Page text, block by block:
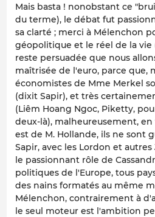
Mais basta ! nonobstant ce
du terme), le débat fut
sa clarté ; merci à Mélenchon
géopolitique et le réel de la vie
reste persuadée que nous
maîtrisée de l'euro, parce que,
économistes de Mme Merkel
(dixit Sapir), et très
(Liêm Hoang Ngoc, Piketty,
deux-là), malheureusement,
est de M. Hollande, ils ne sont
Sapir, avec les Lordon et
le passionnant rôle de
politiques de l'Europe, tous
des nains formatés au même
Mélenchon, contrairement à
le seul moteur est l'ambition